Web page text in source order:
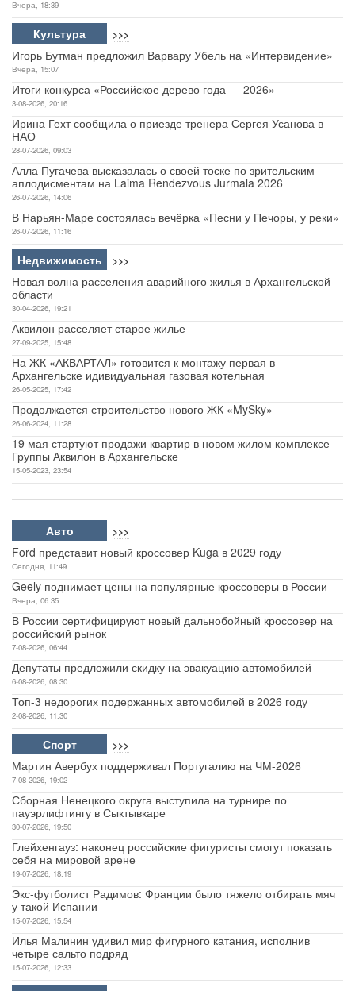
Вчера, 18:39
Культура >>>
Игорь Бутман предложил Варвару Убель на «Интервидение»
Вчера, 15:07
Итоги конкурса «Российское дерево года — 2026»
3-08-2026, 20:16
Ирина Гехт сообщила о приезде тренера Сергея Усанова в
НАО
28-07-2026, 09:03
Алла Пугачева высказалась о своей тоске по зрительским
аплодисментам на Laima Rendezvous Jurmala 2026
26-07-2026, 14:06
В Нарьян-Маре состоялась вечёрка «Песни у Печоры, у реки»
26-07-2026, 11:16
Недвижимость >>>
Новая волна расселения аварийного жилья в Архангельской
области
30-04-2026, 19:21
Аквилон расселяет старое жилье
27-09-2025, 15:48
На ЖК «АКВАРТАЛ» готовится к монтажу первая в
Архангельске идивидуальная газовая котельная
26-05-2025, 17:42
Продолжается строительство нового ЖК «MySky»
26-06-2024, 11:28
19 мая стартуют продажи квартир в новом жилом комплексе
Группы Аквилон в Архангельске
15-05-2023, 23:54
Авто >>>
Ford представит новый кроссовер Kuga в 2029 году
Сегодня, 11:49
Geely поднимает цены на популярные кроссоверы в России
Вчера, 06:35
В России сертифицируют новый дальнобойный кроссовер на
российский рынок
7-08-2026, 06:44
Депутаты предложили скидку на эвакуацию автомобилей
6-08-2026, 08:30
Топ-3 недорогих подержанных автомобилей в 2026 году
2-08-2026, 11:30
Спорт >>>
Мартин Авербух поддерживал Португалию на ЧМ-2026
7-08-2026, 19:02
Сборная Ненецкого округа выступила на турнире по
пауэрлифтингу в Сыктывкаре
30-07-2026, 19:50
Глейхенгауз: наконец российские фигуристы смогут показать
себя на мировой арене
19-07-2026, 18:19
Экс-футболист Радимов: Франции было тяжело отбирать мяч
у такой Испании
15-07-2026, 15:54
Илья Малинин удивил мир фигурного катания, исполнив
четыре сальто подряд
15-07-2026, 12:33